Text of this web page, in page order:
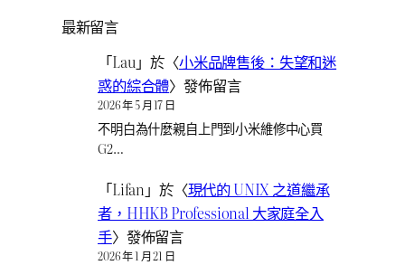
最新留言
「Lau」於〈小米品牌售後：失望和迷
惑的綜合體〉發佈留言
2026 年 5 月 17 日
不明白為什麼親自上門到小米維修中心買
G2…
「Lifan 」於〈現代的 UNIX 之道繼承
者，HHKB Professional 大家庭全入
手〉發佈留言
2026 年 1 月 21 日